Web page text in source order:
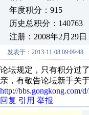
年度积分：915
历史总积分：140763
注册：2008年2月29日
发表于：2013-11-08 09:09:48
论坛规定，只有积分过
亲，有敬告论坛新手关
http://bbs.gongkong.com/
回复 引用 举报